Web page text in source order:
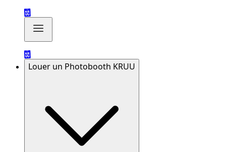
Louer un Photobooth KRUU